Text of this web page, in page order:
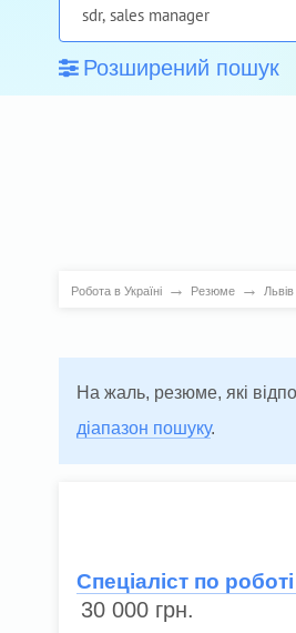
Розширений пошук
Робота в Україні → Резюме → Львів
На жаль, резюме, які
діапазон пошуку.
Спеціаліст по
30 000 грн.